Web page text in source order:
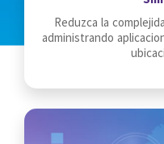
Reduzca la
administrando